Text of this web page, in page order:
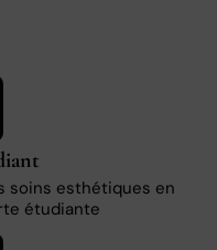
soins esthétiques en
étudiante